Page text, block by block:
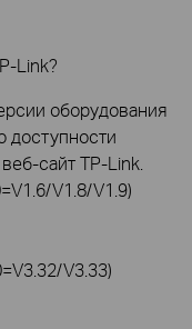
Link?
оборудования
доступности
сайт TP-Link.
V1.8/V1.9)
V3.33)